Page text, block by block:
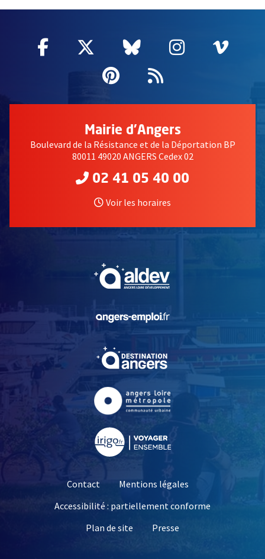
Facebook
, Ouvre une nouvelle fenêtre
Twitter
, Ouvre une nouvelle
Bluesky
, Ouvre une
Instagram
, Ouvre
,
Pinterest
, Ouvre une
Flux RSS
Mairie d'Angers
Boulevard de la Résistance et de la Déportation BP
80011 49020 ANGERS Cedex 02
02 41 05 40 00
Voir les horaires
, Ouvre une nouvelle
, Ouvre une nouvelle
Contact
Mentions légales
Accessibilité : partiellement conforme
Plan de site
Presse